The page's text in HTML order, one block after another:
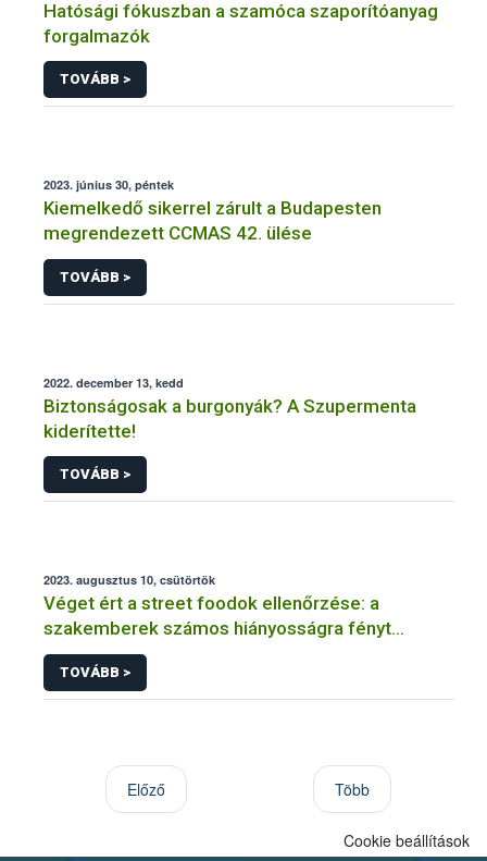
Hatósági fókuszban a szamóca szaporítóanyag
forgalmazók
TOVÁBB >
2023. június 30, péntek
Kiemelkedő sikerrel zárult a Budapesten
megrendezett CCMAS 42. ülése
TOVÁBB >
2022. december 13, kedd
Biztonságosak a burgonyák? A Szupermenta
kiderítette!
TOVÁBB >
2023. augusztus 10, csütörtök
Véget ért a street foodok ellenőrzése: a
szakemberek számos hiányosságra fényt
derítettek
TOVÁBB >
Előző Több
Cookie beállítások